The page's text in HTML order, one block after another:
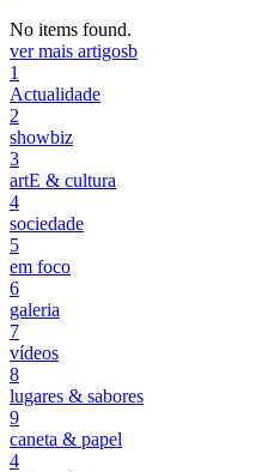
No items found.
ver mais artigosb
1
Actualidade
2
showbiz
3
artE & cultura
4
sociedade
5
em foco
6
galeria
7
vídeos
8
lugares & sabores
9
caneta & papel
4